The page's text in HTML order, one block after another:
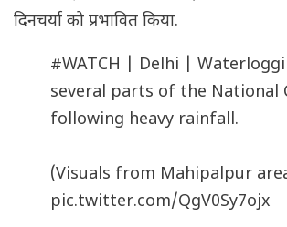
दिनचर्या को प्रभावित किया.
#WATCH | Delhi |
several parts of the National
following heavy rainfall.
(Visuals from Mahipalpur
pic.twitter.com/QgV0Sy7ojx